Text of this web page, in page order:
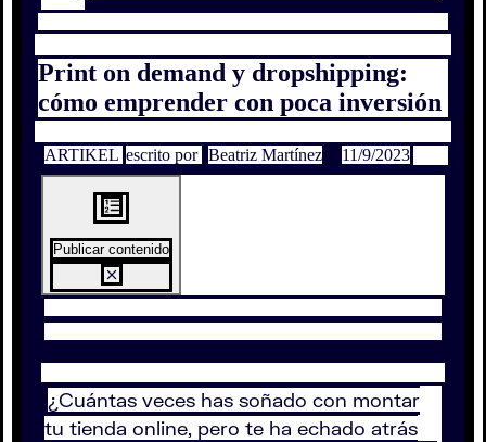
Print on demand y dropshipping:
cómo emprender con poca inversión
ARTIKEL escrito por Beatriz Martínez 11/9/2023
Publicar contenido
¿Cuántas veces has soñado con montar
tu tienda online, pero te ha echado atrás